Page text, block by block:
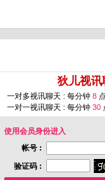
狄儿视讯
一对多视讯聊天 : 每分钟 8 点
一对一视讯聊天 : 每分钟 30
使用会员身份进入
帐号 :
验证码 :